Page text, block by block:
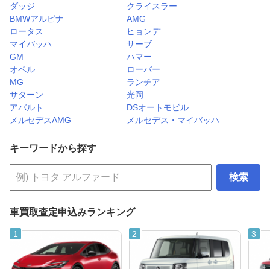
ダッジ
クライスラー
BMWアルピナ
AMG
ロータス
ヒョンデ
マイバッハ
サーブ
GM
ハマー
オペル
ローバー
MG
ランチア
サターン
光岡
アバルト
DSオートモビル
メルセデスAMG
メルセデス・マイバッハ
キーワードから探す
検索
車買取査定申込みランキング